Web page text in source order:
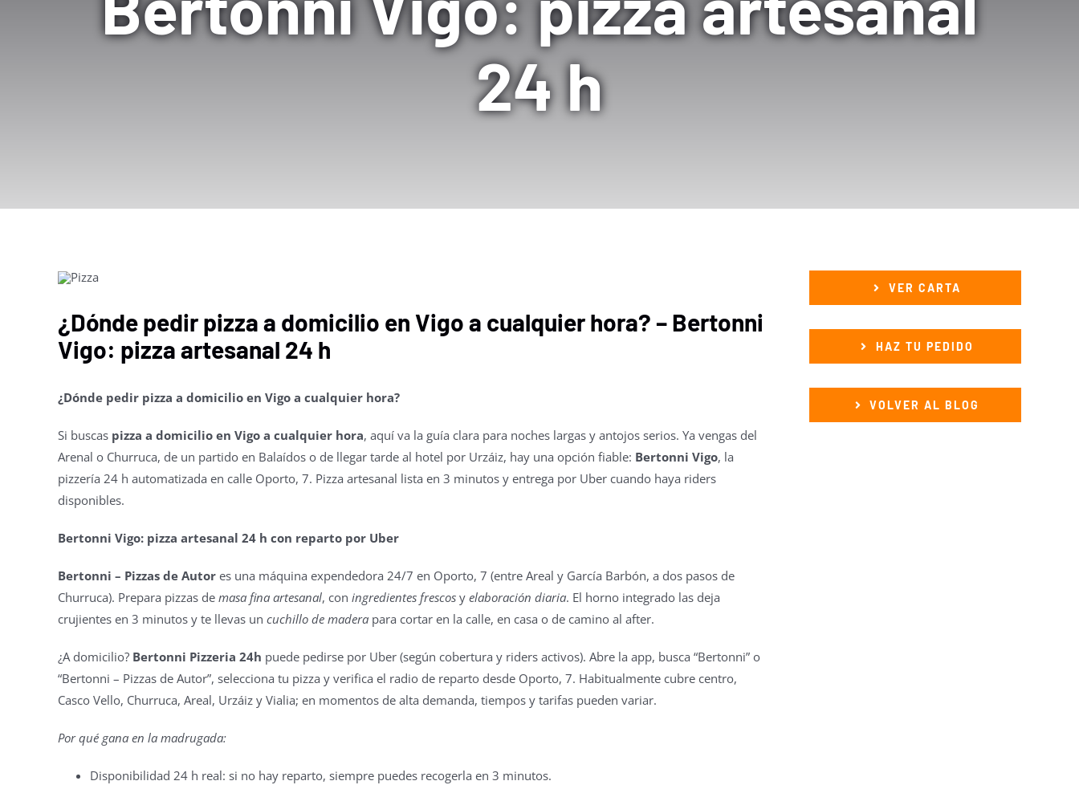
24 h
¿Dónde pedir pizza a domicilio en Vigo a cualquier hora? – Bertonni
Vigo: pizza artesanal 24 h
¿Dónde pedir pizza a domicilio en Vigo a cualquier hora?
Si buscas pizza a domicilio en Vigo a cualquier hora, aquí va la guía clara para noches largas y antojos serios. Ya vengas del
Arenal o Churruca, de un partido en Balaídos o de llegar tarde al hotel por Urzáiz, hay una opción fiable: Bertonni Vigo, la
pizzería 24 h automatizada en calle Oporto, 7. Pizza artesanal lista en 3 minutos y entrega por Uber cuando haya riders
disponibles.
Bertonni Vigo: pizza artesanal 24 h con reparto por Uber
Bertonni – Pizzas de Autores una máquina expendedora 24/7 en Oporto, 7 (entre Areal y García Barbón, a dos pasos de
Churruca). Prepara pizzas de masa fina artesanal, con ingredientes frescosy elaboración diaria. El horno integrado las deja
crujientes en 3 minutos y te llevas un cuchillo de maderapara cortar en la calle, en casa o de camino al after.
¿A domicilio? Bertonni Pizzeria 24h puede pedirse por Uber (según cobertura y riders activos). Abre la app, busca “Bertonni” o
“Bertonni – Pizzas de Autor”, selecciona tu pizza y verifica el radio de reparto desde Oporto, 7. Habitualmente cubre centro,
Casco Vello, Churruca, Areal, Urzáiz y Vialia; en momentos de alta demanda, tiempos y tarifas pueden variar.
Por qué gana en la madrugada:
Disponibilidad 24 h real: si no hay reparto, siempre puedes recogerla en 3 minutos.
VER CARTA
HAZ TU PEDIDO
VOLVER AL BLOG